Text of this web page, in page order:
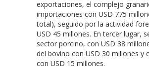
exportaciones, el complejo
importaciones con USD 775
total), seguido por la actividad
USD 45 millones. En tercer lugar,
sector porcino, con USD 38
del bovino con USD 30 millones y
con USD 15 millones.